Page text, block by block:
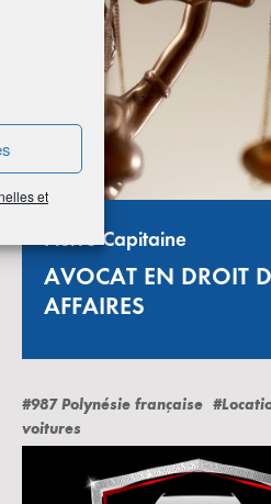
et
Pierre Capitaine
AVOCAT EN DROIT
AFFAIRES
#987 Polynésie française
voitures